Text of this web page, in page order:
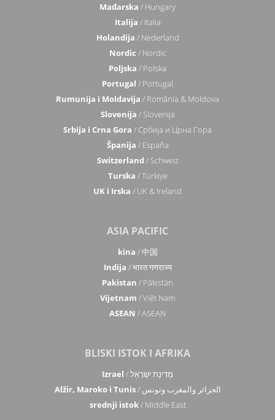
Mađarska / Hungary
Italija / Italia
Holandija / Nederland
Nordic / Nordic
Poljska / Polska
Portugal / Portugal
Rumunija i Moldavija / România & Moldova
Slovenija / Slovenija
Srbija i Crna Gora / Србија и Црна Гора
Španija / España
Switzerland / Schweiz
Turska / Türkiye
UK i Irska / UK & Ireland
ASIA PACIFIC
kina / 中国
Indija / भारत गणराज्य
Pakistan / Pākistān
Vijetnam / Việt Nam
ASEAN / ASEAN
BLISKI ISTOK I AFRIKA
Izrael
/ מְדִינַת יִשְׂרָאֵל
Alžir, Maroko i Tunis
/ الجزائر والمغرب وتونس
srednji istok/ Middle East